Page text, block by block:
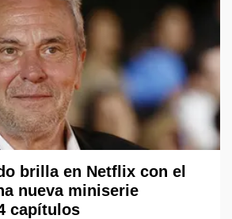
brilla en Netflix con el
nueva miniserie
capítulos